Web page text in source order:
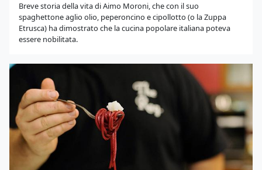
Breve storia della vita di Aimo Moroni, che con il suo
spaghettone aglio olio, peperoncino e cipollotto (o la Zuppa
Etrusca) ha dimostrato che la cucina popolare italiana poteva
essere nobilitata.